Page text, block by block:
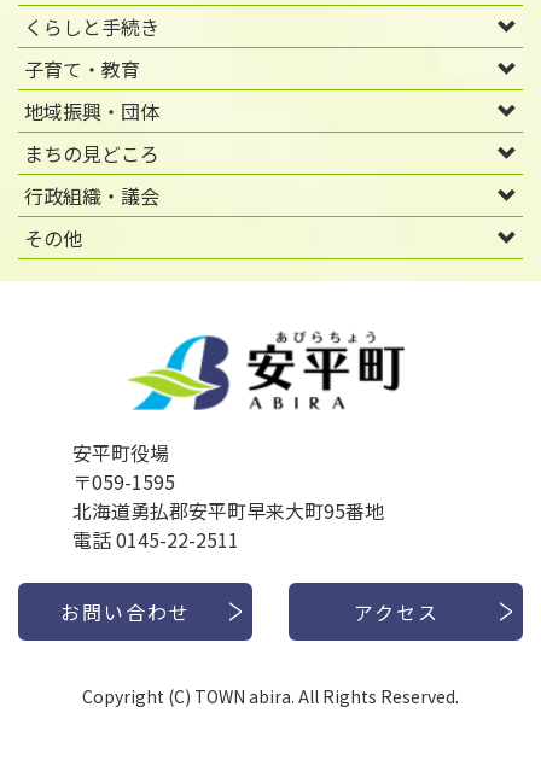
くらしと手続き
子育て・教育
地域振興・団体
まちの見どころ
行政組織・議会
その他
安平町役場
〒059-1595
北海道勇払郡安平町早来大町95番地
電話 0145-22-2511
お問い合わせ アクセス
Copyright (C) TOWN abira. All Rights Reserved.